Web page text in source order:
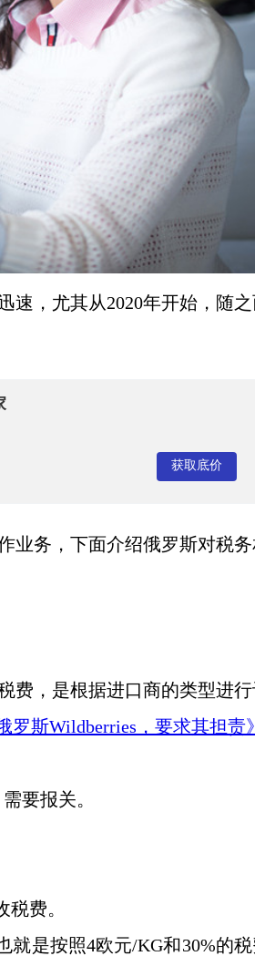
速，尤其从2020年开始，随
获取底价
业务，下面介绍俄罗斯对税
费，是根据进口商的类型进
罗斯Wildberries，要求其担责
要报关。
费。
就是按照4欧元/KG和30%的